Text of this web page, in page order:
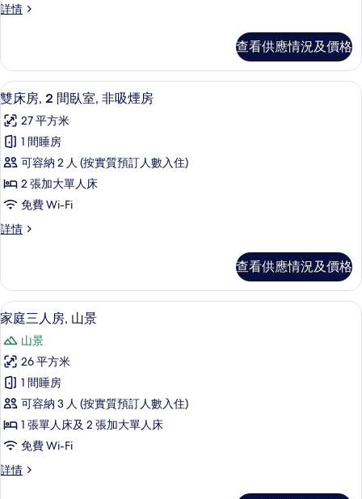
房,
吸
煙
房,
山
景
(Upper
Floor,
Mt.
Fuji
View)
相
片
詳情
舒
房,
非
吸
房,
山
景
(Upper
Floor,
Mt.
Fuji
View)
查看供應情況及價格
載
入
所
有
雙
床
2
臥
室,
非
吸
煙
房
的
相
片
4
雙床房, 2 間臥室, 非吸煙房
27 平方米
1 間睡房
可容納 2 人 (按實質預訂人數入住)
2 張加大單人床
免費 Wi-Fi
詳情
雙
間
臥
室,
非
吸
煙
房
詳
情
查看供應情況及價格
載
入
所
有
家
庭
三
房,
5
家庭三人房, 山景
山景
26 平方米
1 間睡房
可容納 3 人 (按實質預訂人數入住)
1 張單人床及 2 張加大單人床
免費 Wi-Fi
詳情
家